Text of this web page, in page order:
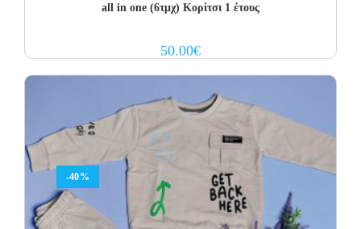
all in one (6τμχ) Κορίτσι 1 έτους
50.00€
-40%